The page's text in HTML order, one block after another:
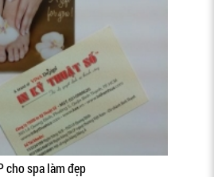
cho spa làm đẹp